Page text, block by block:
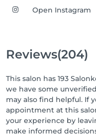
Open Instagram
Reviews(204)
This salon has 193
we have some
may also find helpful. If
appointment at this
your experience by
make informed